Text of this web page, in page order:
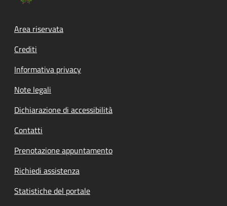
Footer menu
Area riservata
Crediti
Informativa privacy
Note legali
Dichiarazione di accessibilità
Contatti
Prenotazione appuntamento
Richiedi assistenza
Statistiche del portale